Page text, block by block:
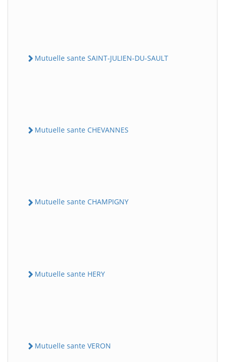
Mutuelle sante SAINT-JULIEN-DU-SAULT
Mutuelle sante CHEVANNES
Mutuelle sante CHAMPIGNY
Mutuelle sante HERY
Mutuelle sante VERON